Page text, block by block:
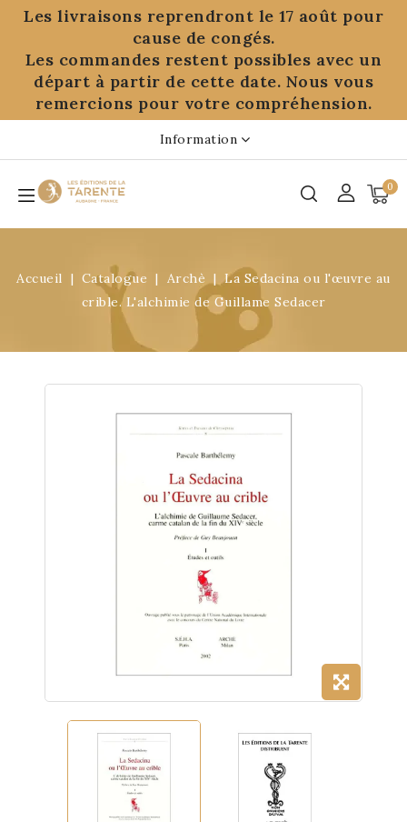
Les livraisons reprendront le 17 août pour
cause de congés.
Les commandes restent possibles avec un
départ à partir de cette date. Nous vous
remercions pour votre compréhension.
Information
0
Accueil Catalogue Archè
La Sedacina ou l'œuvre au
crible. L'alchimie de Guillame Sedacer
Panneau de gestion des cookies